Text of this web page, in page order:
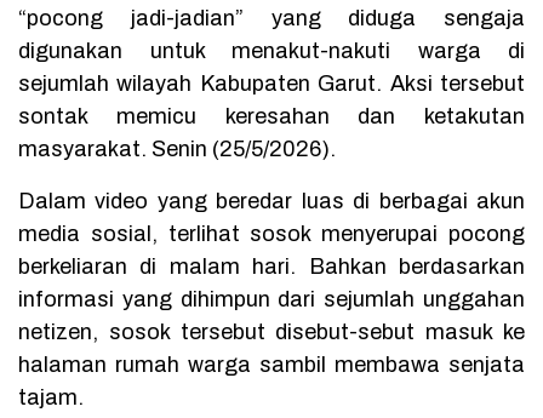
“pocong jadi-jadian” yang diduga sengaja
digunakan untuk menakut-nakuti warga di
sejumlah wilayah Kabupaten Garut. Aksi tersebut
sontak memicu keresahan dan ketakutan
masyarakat. Senin (25/5/2026).
Dalam video yang beredar luas di berbagai akun
media sosial, terlihat sosok menyerupai pocong
berkeliaran di malam hari. Bahkan berdasarkan
informasi yang dihimpun dari sejumlah unggahan
netizen, sosok tersebut disebut-sebut masuk ke
halaman rumah warga sambil membawa senjata
tajam.